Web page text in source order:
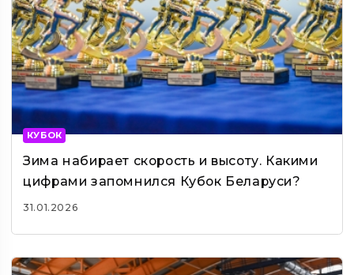
КУБОК
Зима набирает скорость и высоту. Какими
цифрами запомнился Кубок Беларуси?
31.01.2026